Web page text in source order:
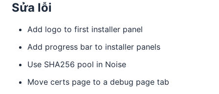
Sửa lỗi
Add logo to first installer panel
Add progress bar to installer panels
Use SHA256 pool in Noise
Move certs page to a debug page tab